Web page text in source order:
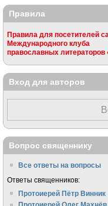
Правила
Правила для посетителей
Международного клуба
православных
Вход для авторов
Вопрос священнику
Все ответы на вопросы
Ответы священников:
Протоиерей Пётр Винник